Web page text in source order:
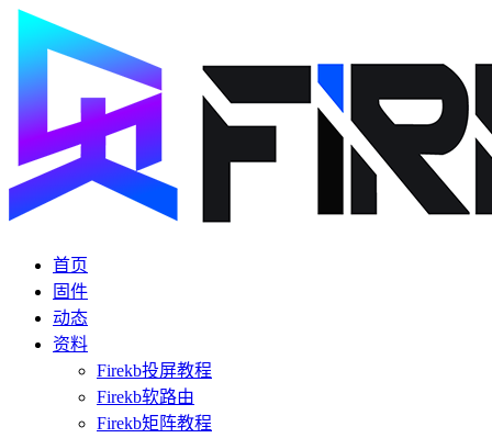
首页
固件
动态
资料
Firekb投屏教程
Firekb软路由
Firekb矩阵教程